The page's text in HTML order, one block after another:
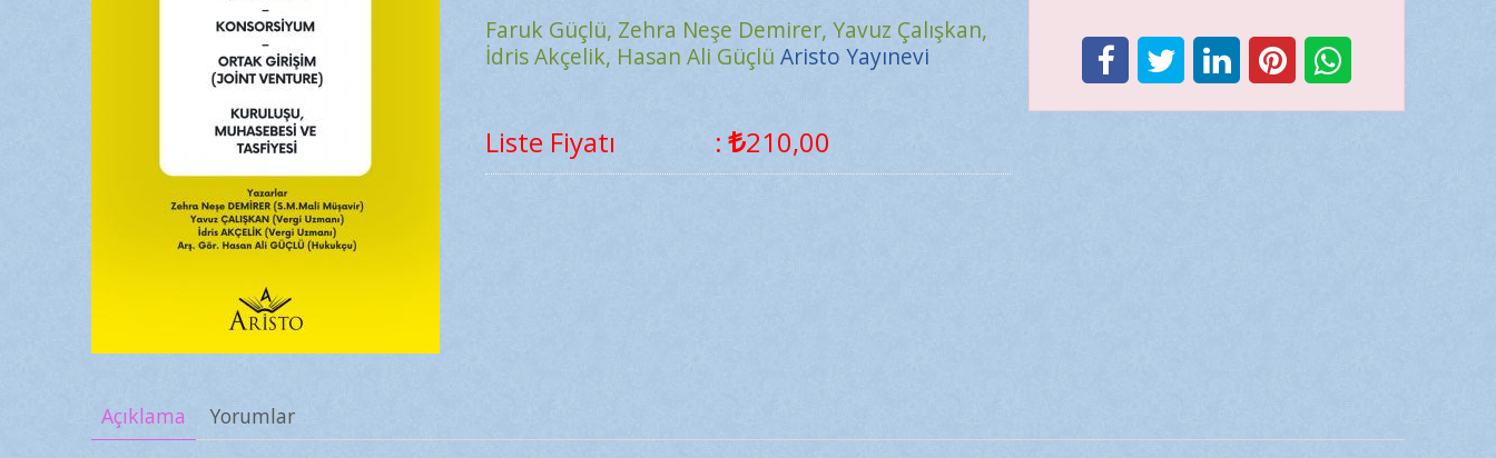
Faruk Güçlü, Zehra Neşe Demirer, Yavuz Çalışkan,
İdris Akçelik, Hasan Ali Güçlü Aristo Yayınevi
Liste Fiyatı : 210,00
Açıklama Yorumlar